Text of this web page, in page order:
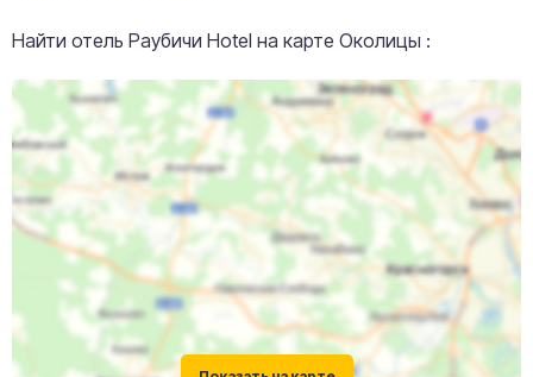
Найти отель Раубичи Hotel на карте Околицы :